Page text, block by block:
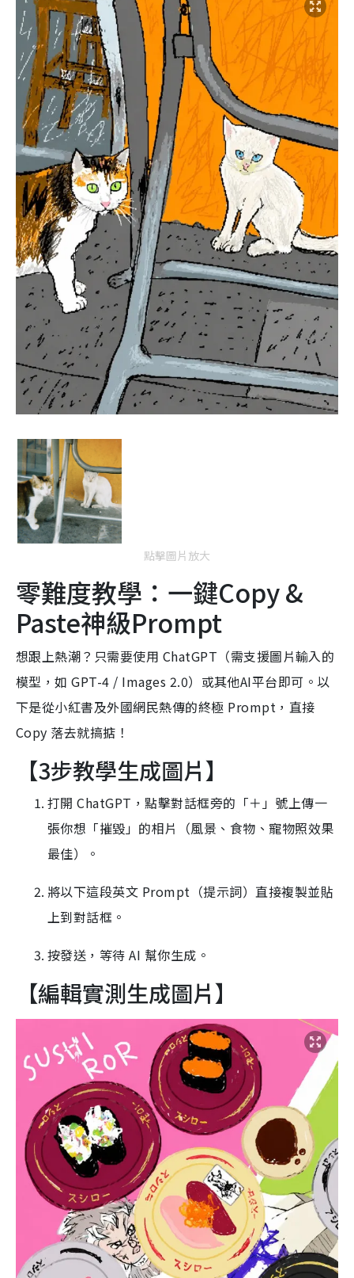
點擊圖片放大
零難度教學：一鍵Copy &
Paste神級Prompt
想跟上熱潮？只需要使用 ChatGPT（需支援圖片輸入的
模型，如 GPT-4 / Images 2.0）或其他AI平台即可。以
下是從小紅書及外國網民熱傳的終極 Prompt，直接
Copy 落去就搞掂！
【3步教學生成圖片】
打開 ChatGPT，點擊對話框旁的「＋」號上傳一
張你想「摧毀」的相片（風景、食物、寵物照效果
最佳）。
將以下這段英文 Prompt（提示詞）直接複製並貼
上到對話框。
按發送，等待 AI 幫你生成。
【編輯實測生成圖片】